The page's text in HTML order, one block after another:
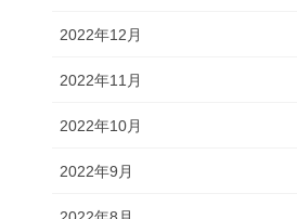
2022年12月
2022年11月
2022年10月
2022年9月